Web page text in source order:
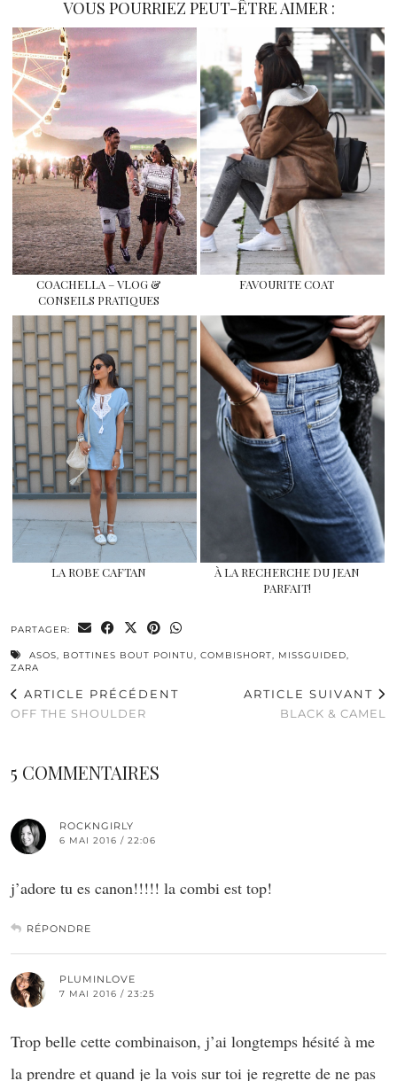
VOUS POURRIEZ PEUT-ÊTRE AIMER :
COACHELLA – VLOG &
CONSEILS PRATIQUES
FAVOURITE COAT
LA ROBE CAFTAN
À LA RECHERCHE DU JEAN
PARFAIT!
PARTAGER:
ASOS, BOTTINES BOUT POINTU, COMBISHORT, MISSGUIDED,
ZARA
ARTICLE PRÉCÉDENT
OFF THE SHOULDER
ARTICLE SUIVANT
BLACK & CAMEL
5 COMMENTAIRES
ROCKNGIRLY
6 MAI 2016 / 22:06
j’adore tu es canon!!!!! la combi est top!
RÉPONDRE
PLUMINLOVE
7 MAI 2016 / 23:25
Trop belle cette combinaison, j’ai longtemps hésité à me
la prendre et quand je la vois sur toi je regrette de ne pas